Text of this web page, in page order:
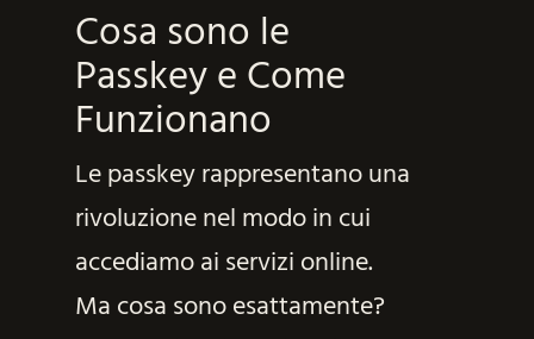
Cosa sono le
Passkey e Come
Funzionano
Le passkey rappresentano una
rivoluzione nel modo in cui
accediamo ai servizi online.
Ma cosa sono esattamente?